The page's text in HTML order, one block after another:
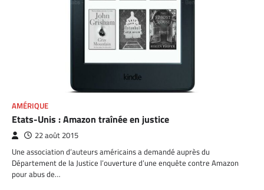
AMÉRIQUE
Etats-Unis : Amazon traînée en justice
22 août 2015
Une association d’auteurs américains a demandé auprès du
Département de la Justice l’ouverture d’une enquête contre Amazon
pour abus de…